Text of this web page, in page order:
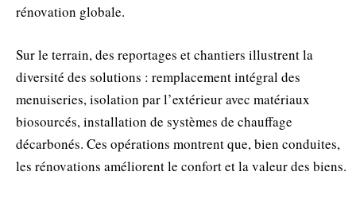
rénovation globale.
Sur le terrain, des reportages et chantiers illustrent la
diversité des solutions : remplacement intégral des
menuiseries, isolation par l’extérieur avec matériaux
biosourcés, installation de systèmes de chauffage
décarbonés. Ces opérations montrent que, bien conduites,
les rénovations améliorent le confort et la valeur des biens.